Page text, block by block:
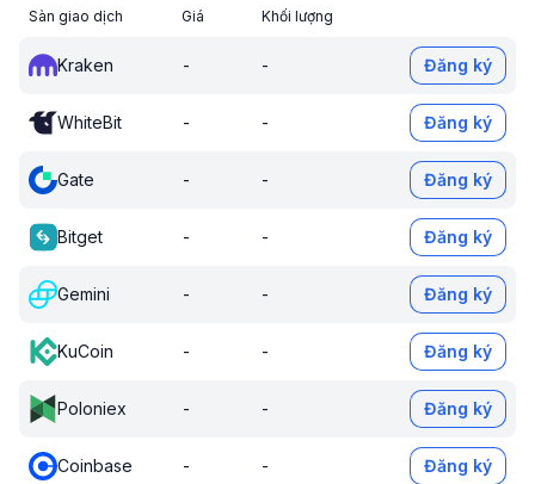
Sàn giao dịch Giá Khối lượng
Kraken - - Đăng ký
WhiteBit - - Đăng ký
Gate - - Đăng ký
Bitget - - Đăng ký
Gemini - - Đăng ký
KuCoin - - Đăng ký
Poloniex - - Đăng ký
Coinbase - - Đăng ký